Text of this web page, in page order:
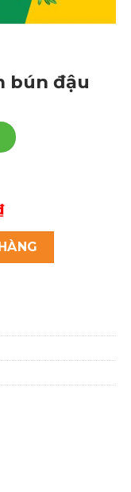
bún đậu
₫.
Giá
hiện
tại
là:
lượng